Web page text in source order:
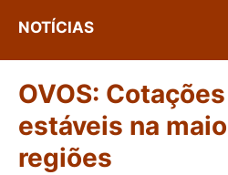
NOTÍCIAS
OVOS:
estáveis na
regiões